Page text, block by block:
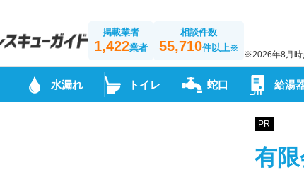
掲載業者
1,422業者
相談件数
55,710件以上※
※2026年8月時
水漏れ トイレ 蛇口 給湯
PR
有